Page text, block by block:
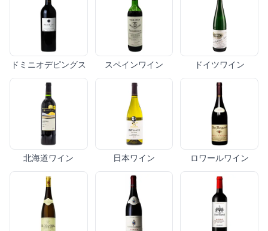
ドミニオデピングス スペインワイン ドイツワイン
北海道ワイン 日本ワイン ロワールワイン